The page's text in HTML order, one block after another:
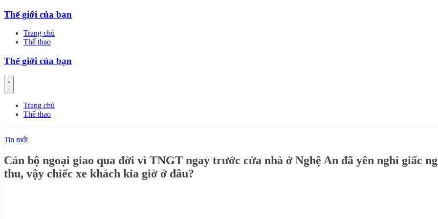
Skip
content
Thế giới của bạn
Trang chủ
Thể thao
Thế giới của bạn
Trang chủ
Thể thao
Tin mới
Cán bộ ngoại giao qua đời vì TNGT ngay trước cửa nhà ở Nghệ An đã yên nghỉ giấc
thu, vậy chiếc xe khách kia giờ ở đâu?